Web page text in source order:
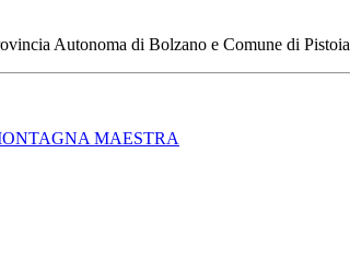
Autonoma di Bolzano e Comune di Pistoia
MAESTRA